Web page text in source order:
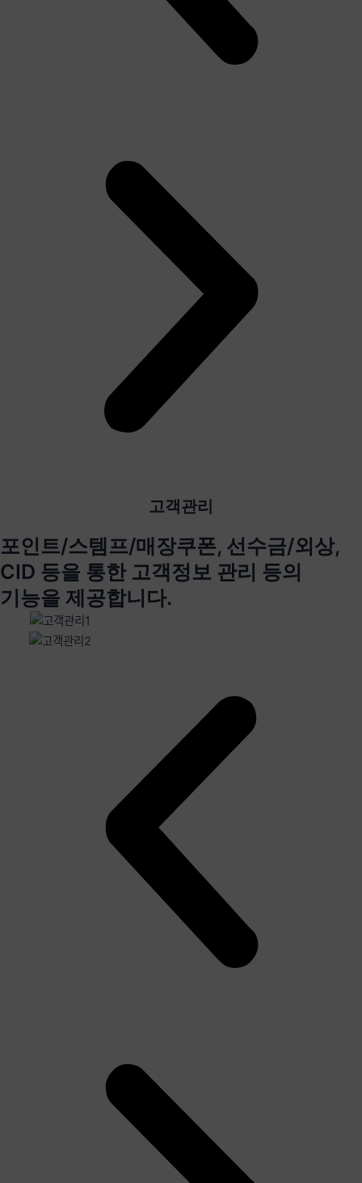
고객관리
포인트/스템프/매장쿠폰, 선수금/외상,
CID 등을 통한 고객정보 관리 등의
기능을 제공합니다.